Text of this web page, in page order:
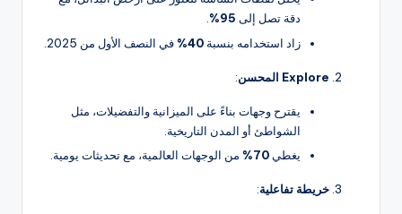
دقة تصل إلى 95%
.
زاد استخدامه بنسبة 40% في النصف الأول من 2025.
Explore المحسن :
يقترح وجهات بناءً على الميزانية والتفضيلات، مثل
الشواطئ أو المدن التاريخية.
يغطي 70% من الوجهات العالمية، مع تحديثات يومية.
خريطة تفاعلية: